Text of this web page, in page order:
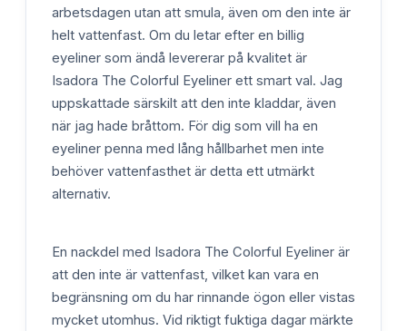
arbetsdagen utan att smula, även om den inte är
helt vattenfast. Om du letar efter en billig
eyeliner som ändå levererar på kvalitet är
Isadora The Colorful Eyeliner ett smart val. Jag
uppskattade särskilt att den inte kladdar, även
när jag hade bråttom. För dig som vill ha en
eyeliner penna med lång hållbarhet men inte
behöver vattenfasthet är detta ett utmärkt
alternativ.
En nackdel med Isadora The Colorful Eyeliner är
att den inte är vattenfast, vilket kan vara en
begränsning om du har rinnande ögon eller vistas
mycket utomhus. Vid riktigt fuktiga dagar märkte